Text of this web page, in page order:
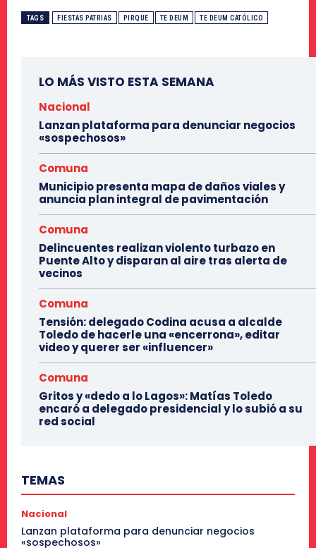
TAGS FIESTAS PATRIAS PIRQUE TE DEUM TE DEUM CATÓLICO
LO MÁS VISTO ESTA SEMANA
Nacional
Lanzan plataforma para denunciar negocios
«sospechosos»
Comuna
Municipio presenta mapa de daños viales y
anuncia plan integral de pavimentación
Comuna
Delincuentes realizan violento turbazo en
Puente Alto y disparan al aire tras alerta de
vecinos
Comuna
Tensión: delegado Codina acusa a alcalde
Toledo de hacerle una «encerrona», editar
video y querer ser «influencer»
Comuna
Gritos y «dedo a lo Lagos»: Matías Toledo
encaró a delegado presidencial y lo subió a su
red social
TEMAS
Nacional
Lanzan plataforma para denunciar negocios
«sospechosos»